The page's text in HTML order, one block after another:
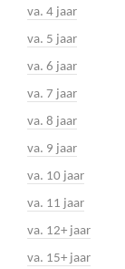
va. 4 jaar
va. 5 jaar
va. 6 jaar
va. 7 jaar
va. 8 jaar
va. 9 jaar
va. 10 jaar
va. 11 jaar
va. 12+ jaar
va. 15+ jaar